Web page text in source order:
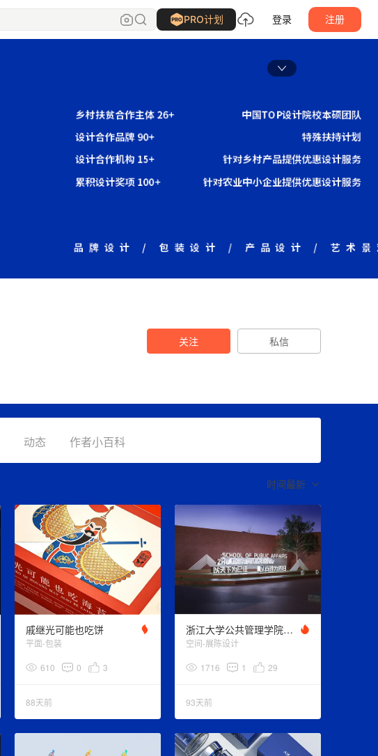
PRO计划 登录 注册
个人主页封面大图
关注 私信
动态 作者小百科
时间最新
戚继光可能也吃饼
平面-包装
610 0 3
88天前
浙江大学公共管理学院大楼视觉设计
空间-展陈设计
1716 1 29
93天前